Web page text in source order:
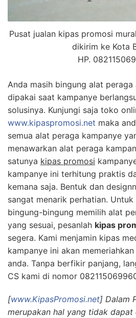
Pusat jualan kipas promosi
dikirim ke Kota
HP.
Anda masih bingung alat peraga
dipakai saat kampanye
solusinya. Kunjungi saja toko
www.kipaspromosi.net maka
semua alat peraga kampanye
menawarkan alat peraga
satunya kipas promosi
kampanye ini terhitung praktis
kemana saja. Bentuk dan
sangat menarik perhatian.
bingung-bingung memilih alat
yang sesuai, pesanlah kipas
segera. Kami menjamin kipas
kampanye ini akan
anda. Tanpa berfikir panjang,
CS kami di nomor
[www.KipasPromosi.net] Dalam
merupakan hal yang tidak dapat